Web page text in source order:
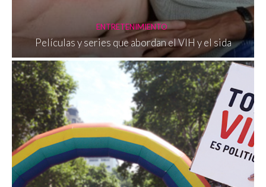
ENTRETENIMIENTO
Películas y series que abordan el VIH y el sida